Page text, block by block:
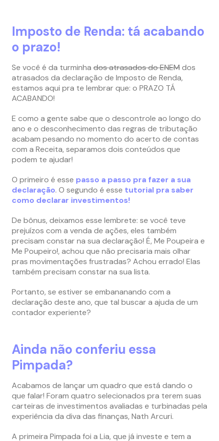
Imposto de Renda: tá acabando
o prazo!
Se você é da turminha dos atrasados do ENEMdos
atrasados da declaração de Imposto de Renda,
estamos aqui pra te lembrar que: o PRAZO TÁ
ACABANDO!
E como a gente sabe que o descontrole ao longo do
ano e o desconhecimento das regras de tributação
acabam pesando no momento do acerto de contas
com a Receita, separamos dois conteúdos que
podem te ajudar!
O primeiro é esse passo a passo pra fazer a sua
declaração. O segundo é esse tutorial pra saber
como declarar investimentos!
De bônus, deixamos esse lembrete: se você teve
prejuízos com a venda de ações, eles também
precisam constar na sua declaração! É, Me Poupeira e
Me Poupeiro!, achou que não precisaria mais olhar
pras movimentações frustradas? Achou errado! Elas
também precisam constar na sua lista.
Portanto, se estiver se embananando com a
declaração deste ano, que tal buscar a ajuda de um
contador experiente?
Ainda não conferiu essa
Pimpada?
Acabamos de lançar um quadro que está dando o
que falar! Foram quatro selecionados pra terem suas
carteiras de investimentos avaliadas e turbinadas pela
experiência da diva das finanças, Nath Arcuri.
A primeira Pimpada foi a Lia, que já investe e tem a